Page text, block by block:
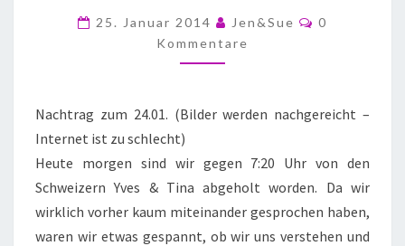
25. Januar 2014 Jen&Sue
0
Kommentare
Nachtrag zum 24.01. (Bilder werden nachgereicht –
Internet ist zu schlecht)
Heute morgen sind wir gegen 7:20 Uhr von den
Schweizern Yves & Tina abgeholt worden. Da wir
wirklich vorher kaum miteinander gesprochen haben,
waren wir etwas gespannt, ob wir uns verstehen und